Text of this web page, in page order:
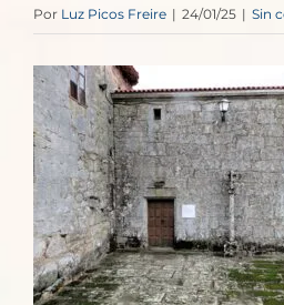
Por Luz Picos Freire | 24/01/25 | Sin